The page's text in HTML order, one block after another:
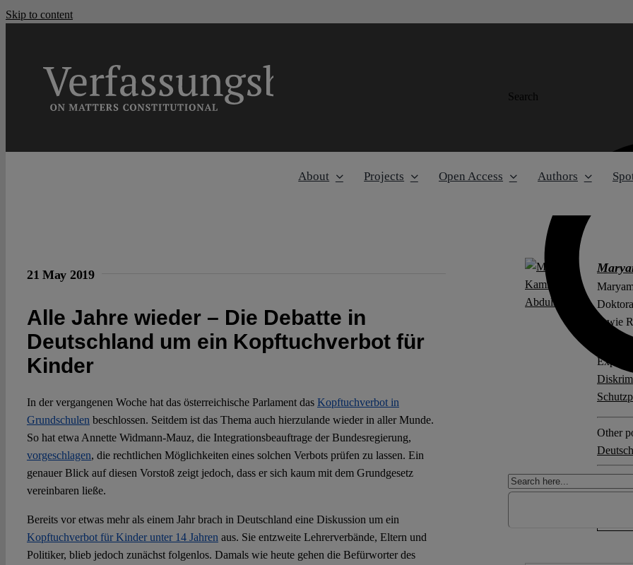
Skip to content
Search
About Projects Open Access Authors
21 May 2019
Alle Jahre wieder – Die Debatte in
Deutschland um ein Kopftuchverbot für
Kinder
In der vergangenen Woche hat das österreichische Parlament das Kopftuchverbot in
Grundschulen beschlossen. Seitdem ist das Thema auch hierzulande wieder in aller Munde.
So hat etwa Annette Widmann-Mauz, die Integrationsbeauftrage der Bundesregierung,
vorgeschlagen, die rechtlichen Möglichkeiten eines solchen Verbots prüfen zu lassen. Ein
genauer Blick auf diesen Vorstoß zeigt jedoch, dass er sich kaum mit dem Grundgesetz
vereinbaren ließe.
Bereits vor etwas mehr als einem Jahr brach in Deutschland eine Diskussion um ein
Kopftuchverbot für Kinder unter 14 Jahren aus. Sie entzweite Lehrerverbände, Eltern und
Politiker, blieb jedoch zunächst folgenlos. Damals wie heute gehen die Befürworter des
sowie
Other
24